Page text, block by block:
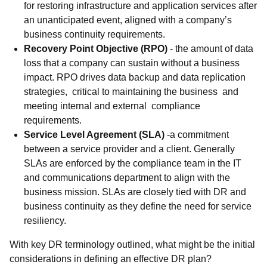
for restoring infrastructure and application services after
an unanticipated event, aligned with a company’s
business continuity requirements.
Recovery Point Objective (RPO) - the amount of data
loss that a company can sustain without a business
impact. RPO drives data backup and data replication
strategies, critical to maintaining the business and
meeting internal and external compliance
requirements.
Service Level Agreement (SLA) -a commitment
between a service provider and a client. Generally
SLAs are enforced by the compliance team in the IT
and communications department to align with the
business mission. SLAs are closely tied with DR and
business continuity as they define the need for service
resiliency.
With key DR terminology outlined, what might be the initial
considerations in defining an effective DR plan?